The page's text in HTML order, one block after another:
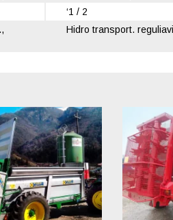
‘1 / 2
Hidro transport.